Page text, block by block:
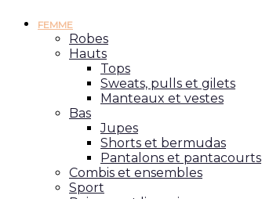
FEMME
Robes
Hauts
Tops
Sweats, pulls et gilets
Manteaux et vestes
Bas
Jupes
Shorts et bermudas
Pantalons et pantacourts
Combis et ensembles
Sport